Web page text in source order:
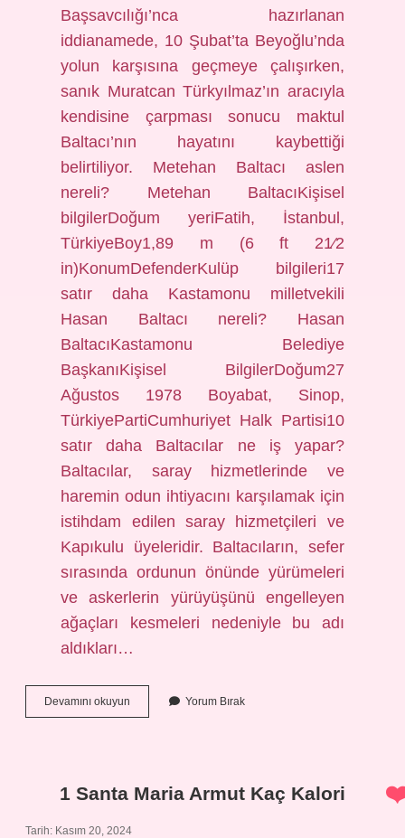
Başsavcılığı’nca hazırlanan
iddianamede, 10 Şubat’ta Beyoğlu’nda
yolun karşısına geçmeye çalışırken,
sanık Muratcan Türkyılmaz’ın aracıyla
kendisine çarpması sonucu maktul
Baltacı’nın hayatını kaybettiği
belirtiliyor. Metehan Baltacı aslen
nereli? Metehan BaltacıKişisel
bilgilerDoğum yeriFatih, İstanbul,
TürkiyeBoy1,89 m (6 ft 21⁄2
in)KonumDefenderKulüp bilgileri17
satır daha Kastamonu milletvekili
Hasan Baltacı nereli? Hasan
BaltacıKastamonu Belediye
BaşkanıKişisel BilgilerDoğum27
Ağustos 1978 Boyabat, Sinop,
TürkiyePartiCumhuriyet Halk Partisi10
satır daha Baltacılar ne iş yapar?
Baltacılar, saray hizmetlerinde ve
haremin odun ihtiyacını karşılamak için
istihdam edilen saray hizmetçileri ve
Kapıkulu üyeleridir. Baltacıların, sefer
sırasında ordunun önünde yürümeleri
ve askerlerin yürüyüşünü engelleyen
ağaçları kesmeleri nedeniyle bu adı
aldıkları…
Devamını okuyun
Kimdir
Yorum Bırak
1 Santa Maria Armut Kaç Kalori
Tarih: Kasım 20, 2024